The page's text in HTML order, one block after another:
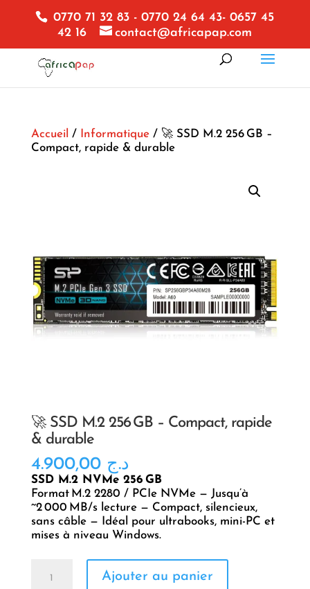
0770 71 32 83 - 0770 24 64 43- 0657 45
42 16
contact@africapap.com
Accueil / Informatique/ 🚀 SSD M.2 256 GB –
Compact, rapide & durable
🚀 SSD M.2 256 GB – Compact, rapide
& durable
د.ج 4.900,00
SSD M.2 NVMe 256 GB
Format M.2 2280 / PCIe NVMe — Jusqu’à
~2 000 MB/s lecture — Compact, silencieux,
sans câble — Idéal pour ultrabooks, mini-PC et
mises à niveau Windows.
Ajouter au panier